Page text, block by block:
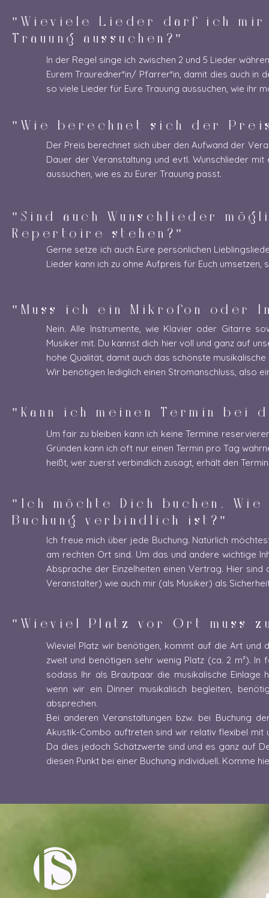
"Wieviele Lieder darf ich
Trauung aussuchen?"
In der Regel singe ich zwischen 2 und 5 Lieder
Eurem Trauredner*in/ Pfarrer*in, damit dies auch in
so viele Lieder für Eure Trauung aussuchen, wie ihr
"Wie berechnet sich der
Der Preis berechnet sich über den Aufwand der
Dauer der Veranstaltung und evtl. Wunschlieder
aussuchen, wie es zu Eurer Trauung passt.
"Sind auch Wunschlieder
Repertoire stehen?"
Gerne setze ich auch Eure persönlichen
Lieder kann ich zu ohne Aufpreis für Euch
"Muss ich ein Mikrofon oder
Nein. Alle Instrumente, wie Klavier oder Gitarre
Musiker mit. Du kannst dich hier voll und ganz auf
hohe Qualität, damit auch das schönste
Wir benötigen lediglich einen Stromanschluss, also
"Kann ich meinen Termin bei
Um fair zu bleiben kann ich keine Termine
Gründen kann ich oft nur einen Termin pro Tag
heißt, wer zuerst verbindlich zusagt, erhält den
"Ich möchte Dich buchen.
Buchung verbindlich ist?"
Ich freue mich über jede Buchung. Natürlich
am rechten Ort sind. Um das und andere wichtige
Absprache der Einzelheiten einen Vertrag. Hier
Veranstalter) wie auch mir (als Musiker) als
"Wieviel Platz vor Ort muss
Wieviel Platz wir benötigen, kommt auf die Art und
zweit und benötigen sehr wenig Platz (ca. 2 m²).
sodass Ihr als Brautpaar die musikalische Einlage
wenn wir ein Dinner musikalisch begleiten,
absprechen.
Bei anderen Veranstaltungen bzw. bei Buchung
Akustik-Combo auftreten sind wir relativ flexibel mit
Da dies jedoch Schätzwerte sind und es ganz auf
diesen Punkt bei einer Buchung individuell. Komme